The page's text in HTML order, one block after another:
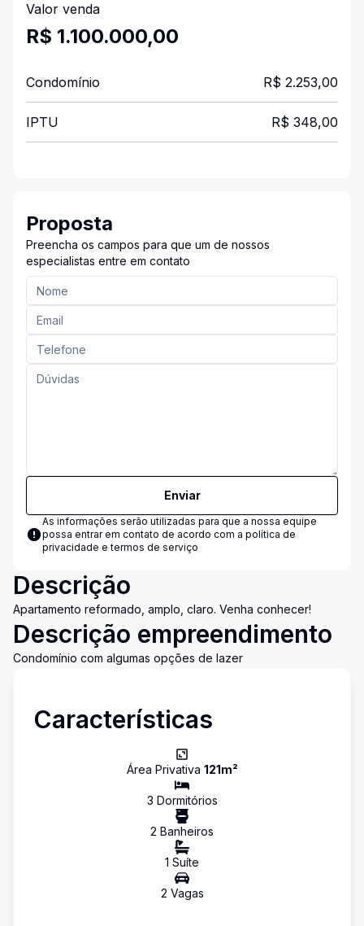
Valor venda
R$ 1.100.000,00
Condomínio R$ 2.253,00
IPTU R$ 348,00
Proposta
Preencha os campos para que um de nossos
especialistas entre em contato
Enviar
As informações serão utilizadas para que a nossa equipe
possa entrar em contato de acordo com a política de
privacidade e termos de serviço
Descrição
Apartamento reformado, amplo, claro. Venha conhecer!
Descrição empreendimento
Condomínio com algumas opções de lazer
Características
Área Privativa 121m²
3 Dormitórios
2 Banheiros
1 Suíte
2 Vagas